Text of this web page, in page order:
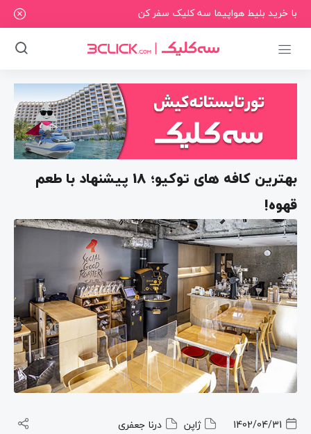
با خرید بلیط هواپیما سه کلیک سفر کن
بهترین کافه های توکیو؛ 18 پیشنهاد با طعم
قهوه!
1402/04/31 ژاپن درنا جعفری